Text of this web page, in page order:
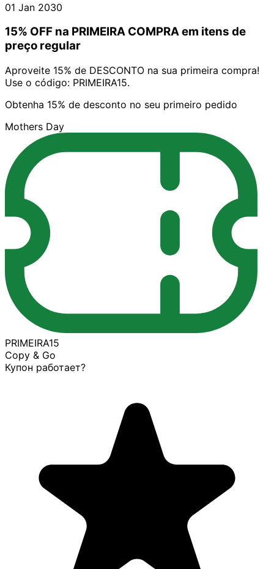
01 Jan 2030
15% OFF na PRIMEIRA COMPRA em itens de
preço regular
Aproveite 15% de DESCONTO na sua primeira compra!
Use o código: PRIMEIRA15.
Obtenha 15% de desconto no seu primeiro pedido
Mothers Day
PRIMEIRA15
Copy & Go
Купон работает?